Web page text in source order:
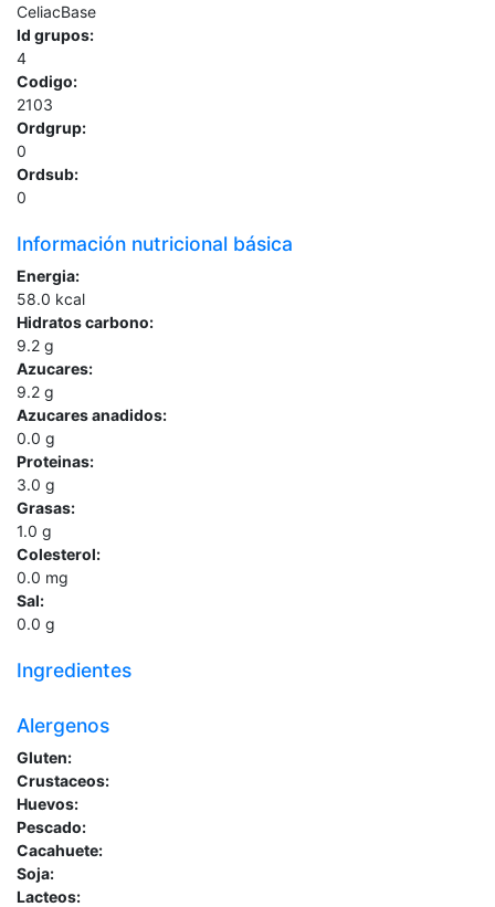
CeliacBase
Id grupos:
4
Codigo:
2103
Ordgrup:
0
Ordsub:
0
Información nutricional básica
Energia:
58.0 kcal
Hidratos carbono:
9.2 g
Azucares:
9.2 g
Azucares anadidos:
0.0 g
Proteinas:
3.0 g
Grasas:
1.0 g
Colesterol:
0.0 mg
Sal:
0.0 g
Ingredientes
Alergenos
Gluten:
Crustaceos:
Huevos:
Pescado:
Cacahuete:
Soja:
Lacteos: